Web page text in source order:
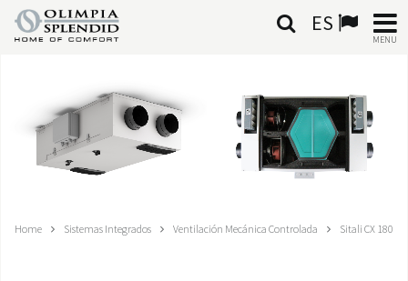
ES
MENU
HOME
AIRE ACONDICIONADO
Home Sistemas Integrados Ventilación Mecánica Controlada Sitali CX 180